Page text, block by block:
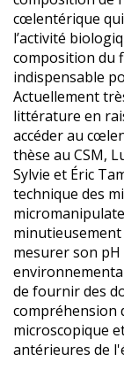
cœlentérique
l’activité
composition du
indispensable
Actuellement
littérature en
accéder au
thèse au CSM,
Sylvie et Éric
technique des
mesurer son
de fournir des
compréhension
microscopique
antérieures de